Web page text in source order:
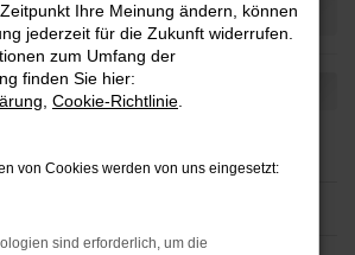
Ihre Meinung ändern, können
jederzeit für die Zukunft widerrufen.
zum Umfang der
finden Sie hier:
Cookie-Richtlinie
von Cookies werden von uns eingesetzt:
sind erforderlich, um die